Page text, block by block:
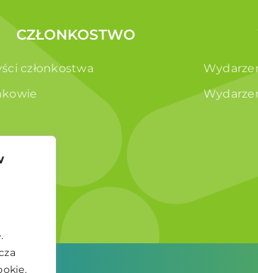
CZŁONKOSTWO
członkostwa